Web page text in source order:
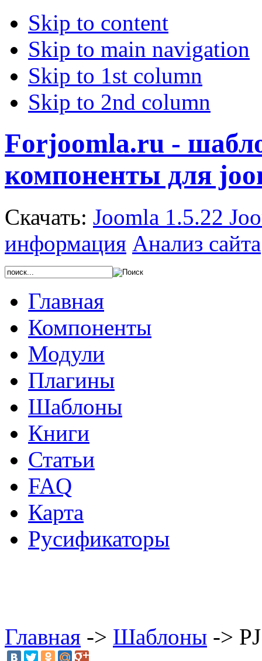
Skip to content
Skip to main navigation
Skip to 1st column
Skip to 2nd column
Forjoomla.ru -
компоненты для
Скачать: Joomla 1.5.22
информация Анализ сайта
Главная
Компоненты
Модули
Плагины
Шаблоны
Книги
Статьи
FAQ
Карта
Русификаторы
Главная -> Шаблоны ->